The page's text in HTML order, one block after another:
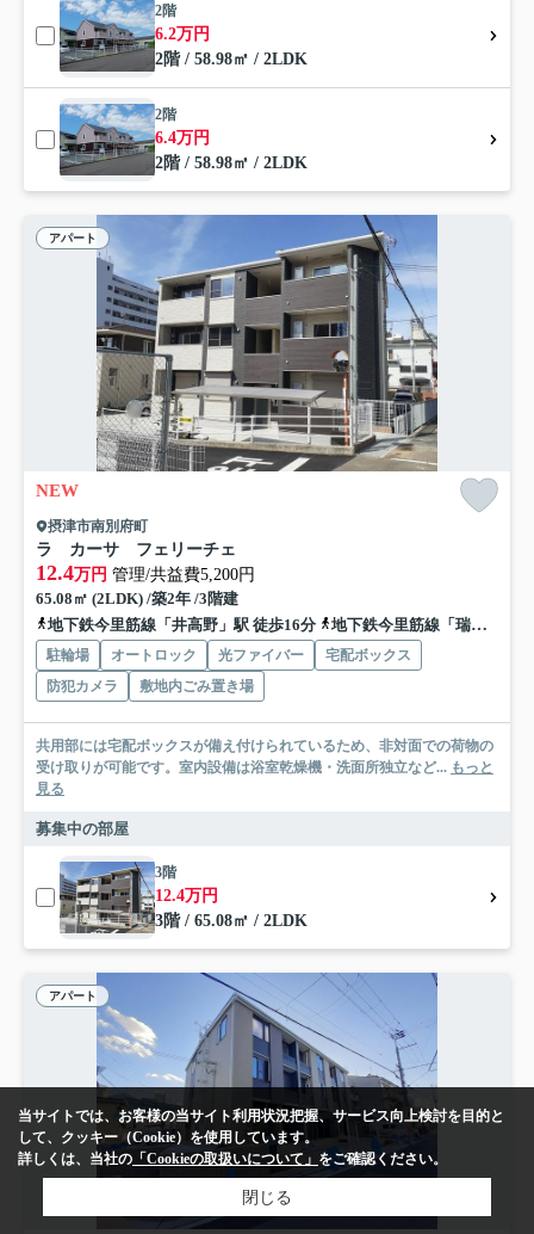
2階
6.2万円
2階 / 58.98㎡ / 2LDK
2階
6.4万円
2階 / 58.98㎡ / 2LDK
アパート
NEW
摂津市南別府町
ラ カーサ フェリーチェ
12.4万円 管理/共益費5,200円
65.08㎡ (2LDK) /築2年 /3階建
地下鉄今里筋線「井高野」駅 徒歩16分
地下鉄今里筋線「瑞光四丁目」駅 徒歩23分
駐輪場 オートロック 光ファイバー
宅配ボックス
防犯カメラ
敷地内ごみ置き場
共用部には宅配ボックスが備え付けられているため、非対面での荷物の
受け取りが可能です。室内設備は浴室乾燥機・洗面所独立など... もっと
見る
募集中の部屋
3階
12.4万円
3階 / 65.08㎡ / 2LDK
アパート
当サイトでは、お客様の当サイト利用状況把握、サービス向上検討を目的と
して、クッキー（Cookie）を使用しています。
詳しくは、当社の 「Cookieの取扱いについて」 をご確認ください。
閉じる